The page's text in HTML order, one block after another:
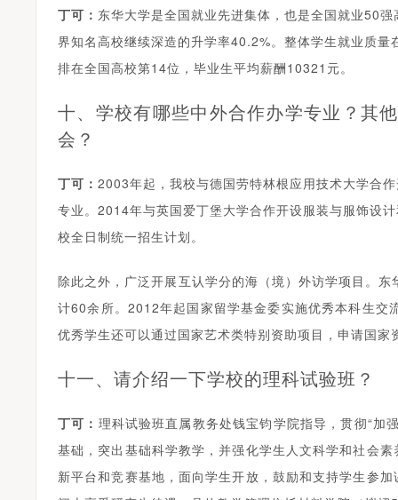
丁可 ： 东华大学是全国就业先进集体，也是全国就业50
界知名高校继续深造的升学率40.2%。整体学生就业质
排在全国高校第14位，毕业生平均薪酬10321元。
十、学校有哪些中外合作办学专业？其
会？
丁可 ： 2003年起，我校与德国劳特林根应用技术大学合
专业。2014年与英国爱丁堡大学合作开设服装与服饰设
校全日制统一招生计划。
除此之外，广泛开展互认学分的海（境）外访学项目。
计60余所。2012年起国家留学基金委实施优秀本科生
优秀学生还可以通过国家艺术类特别资助项目，申请国家
十一、请介绍一下学校的理科试验班？
丁可 ： 理科试验班直属教务处钱宝钧学院指导，贯彻“加
基础，突出基础科学教学，并强化学生人文科学和社会
新平台和竞赛基地，面向学生开放，鼓励和支持学生参